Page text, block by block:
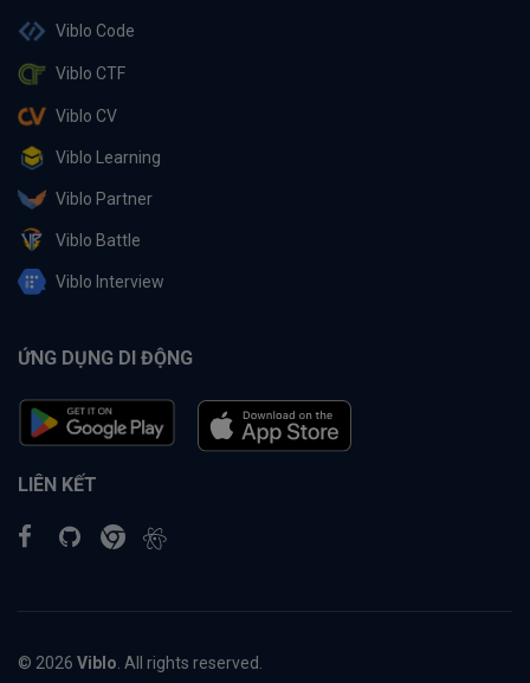
Viblo Code
Viblo CTF
Viblo CV
Viblo Learning
Viblo Partner
Viblo Battle
Viblo Interview
ỨNG DỤNG DI ĐỘNG
LIÊN KẾT
© 2026 Viblo . All rights reserved.